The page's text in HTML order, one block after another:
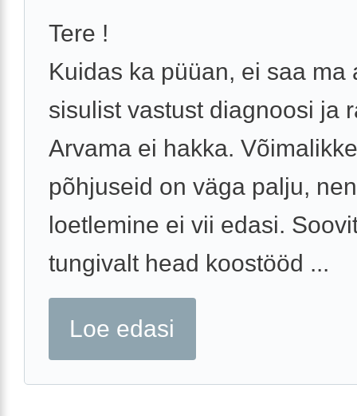
Tere !
Kuidas ka püüan, ei saa ma
sisulist vastust diagnoosi ja
Arvama ei hakka. Võimalikke
põhjuseid on väga palju,
loetlemine ei vii edasi.
tungivalt head koostööd ...
Loe edasi